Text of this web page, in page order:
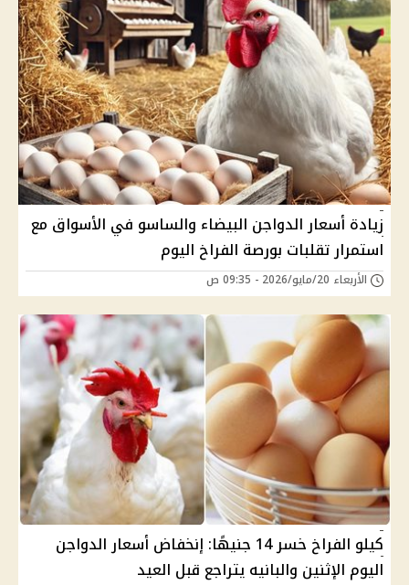
زيادة أسعار الدواجن البيضاء والساسو في الأسواق مع
استمرار تقلبات بورصة الفراخ اليوم
الأربعاء 20/مايو/2026 - 09:35 ص
كيلو الفراخ خسر 14 جنيهًا: إنخفاض أسعار الدواجن
اليوم الإثنين والبانيه يتراجع قبل العيد